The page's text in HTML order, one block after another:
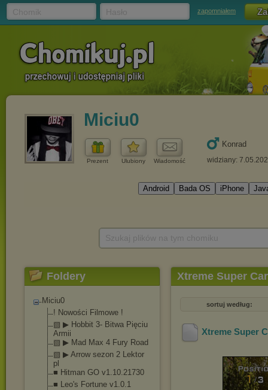
zapomniałem
Miciu0
Prezent Ulubiony Wiadomość
Konrad
widziany:
Foldery
Miciu0
! Nowości Filmowe !
▧ ▶ Hobbit 3- Bitwa Pięciu
Armii
▧ ▶ Mad Max 4 Fury Road
▧ ▶ Arrow sezon 2 Lektor
pl
■ Hitman GO v1.10.21730
■ Leo's Fortune v1.0.1
Xtreme Super
sortuj według:
Xtreme Super